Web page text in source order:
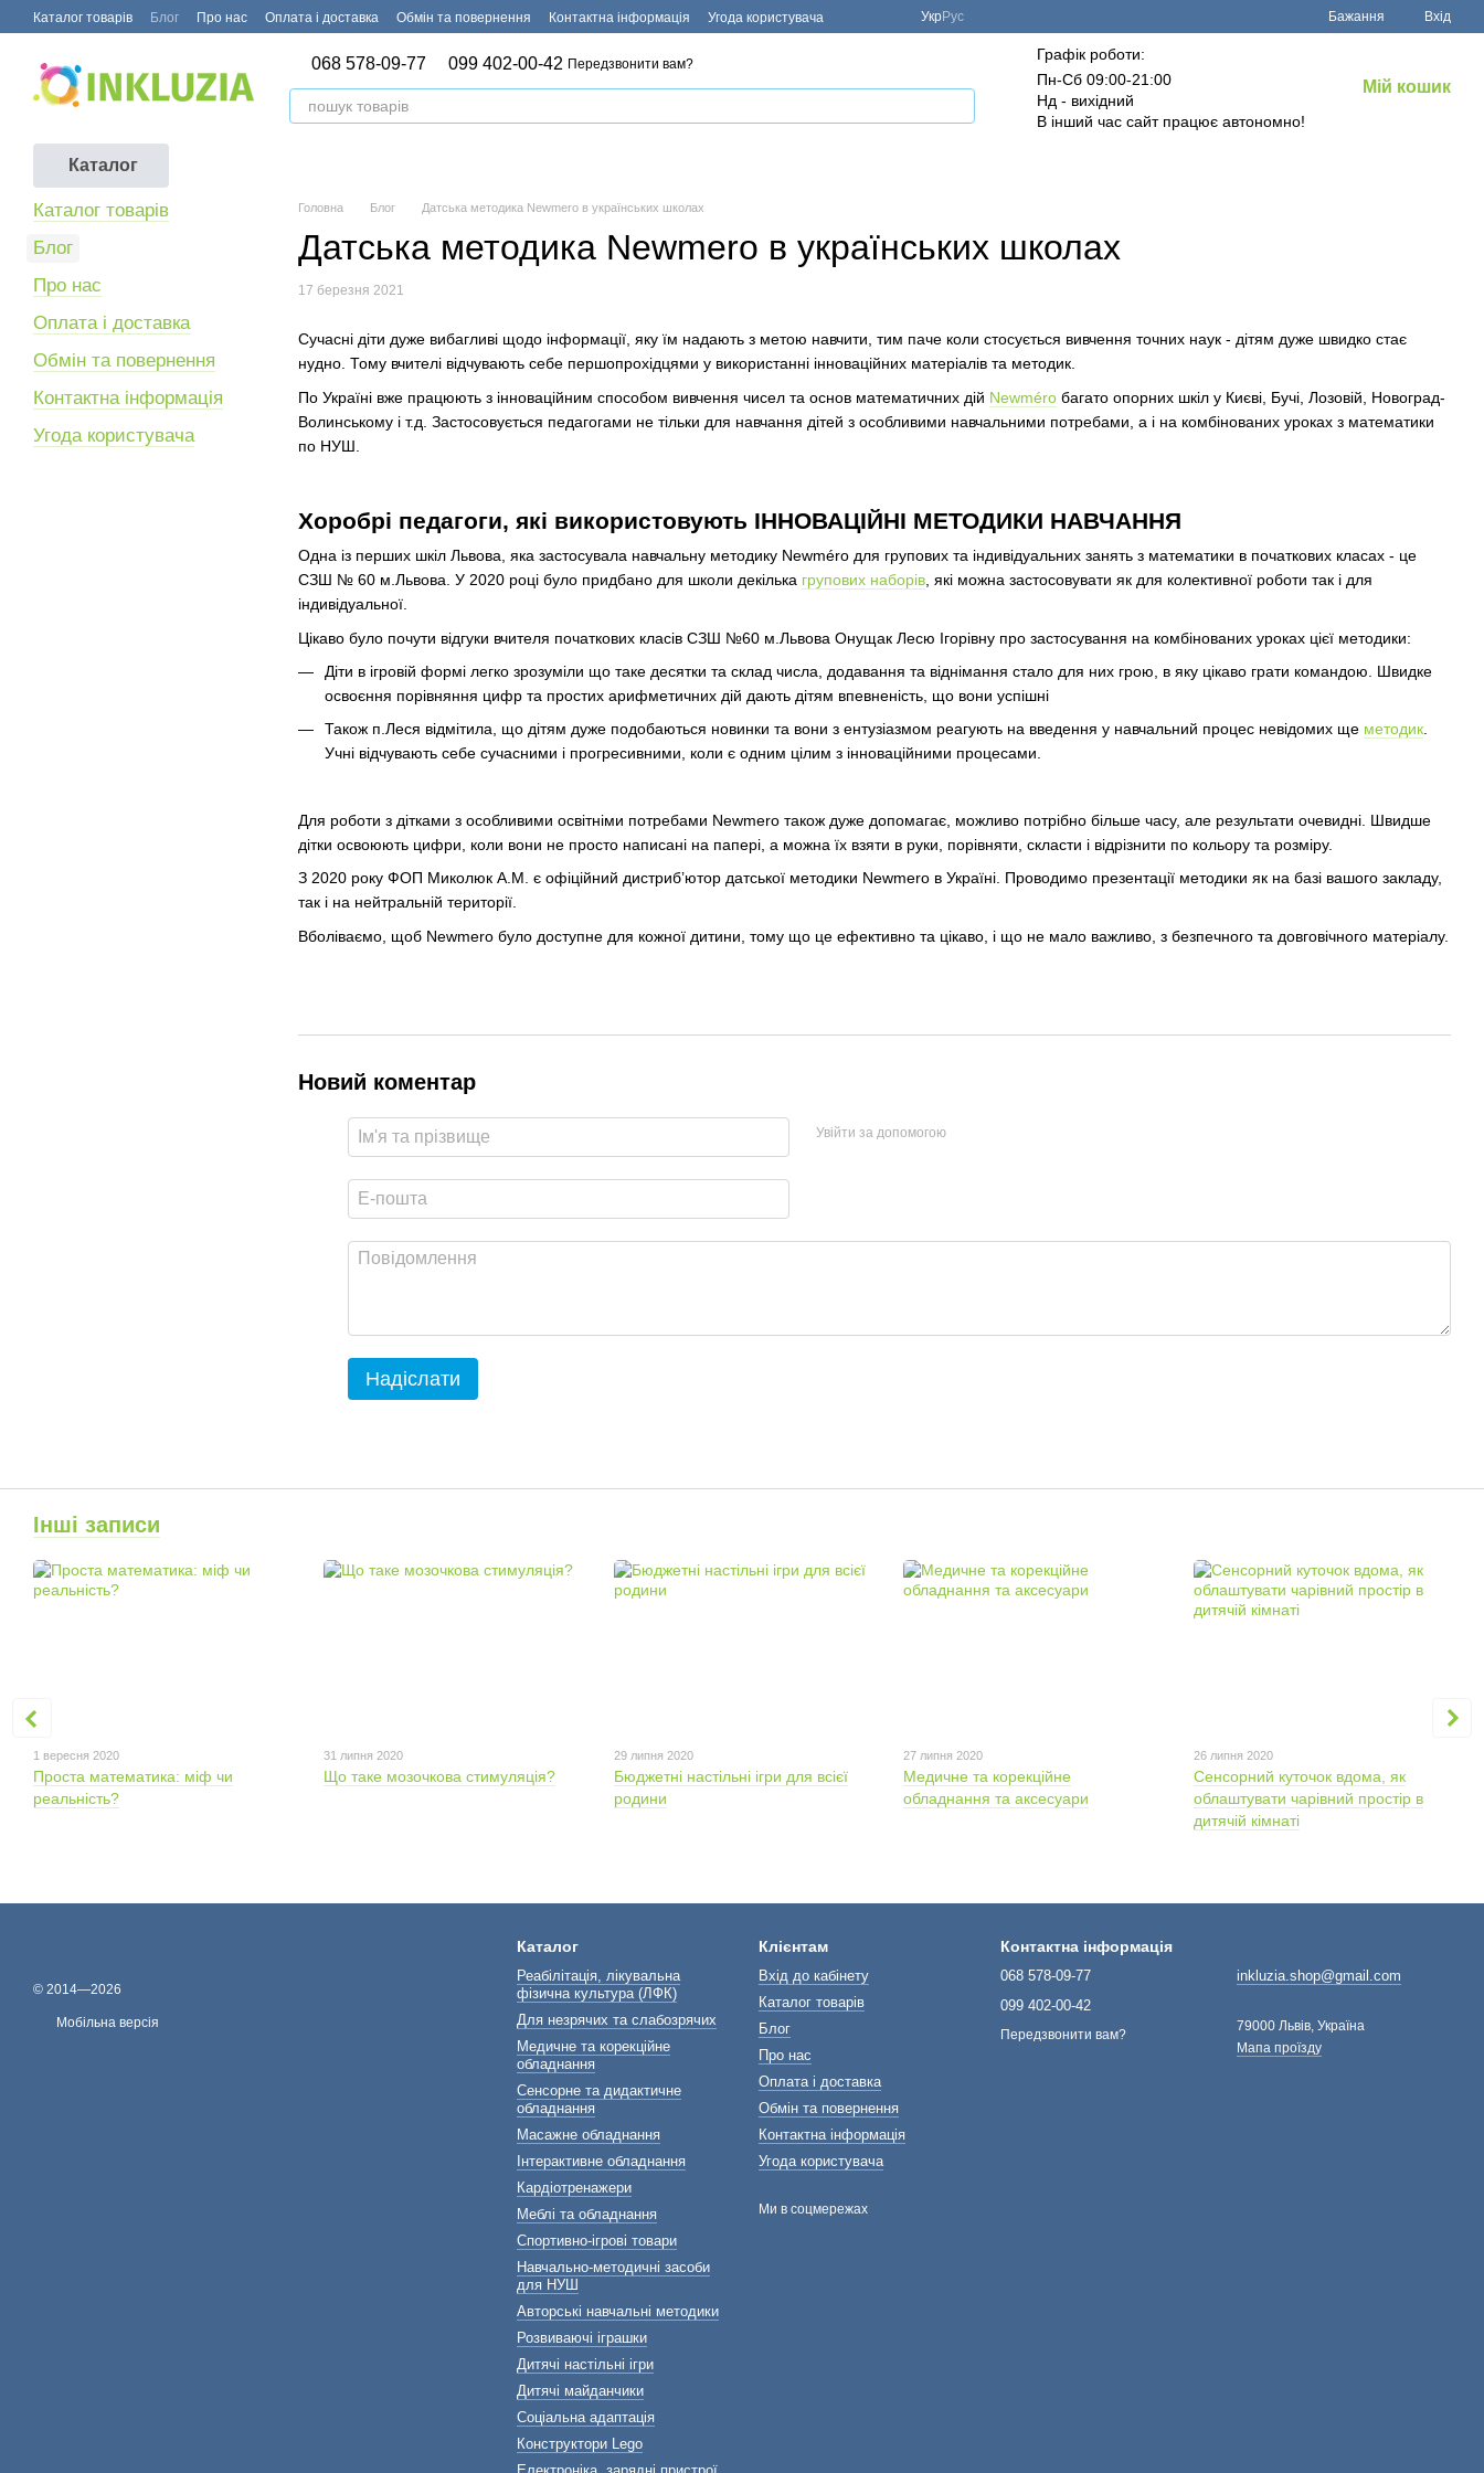
Перейти до основного контенту
Каталог товарів Блог Про нас Оплата і доставка Обмін та повернення Контактна інформація Угода користувача УкрРус Бажання Вхід
068 578-09-77 099 402-00-42 Передзвонити вам?
Графік роботи:
Пн-Сб 09:00-21:00
Нд - вихідний
В інший час сайт працює автономно!
Мій кошик
Каталог
Головна Блог Датська методика Newmero в українських школах
Датська методика Newmero в українських школах
17 березня 2021
Сучасні діти дуже вибагливі щодо інформації, яку їм надають з метою навчити, тим паче коли стосується вивчення точних наук - дітям дуже швидко стає
нудно. Тому вчителі відчувають себе першопрохідцями у використанні інноваційних матеріалів та методик.
По Україні вже працюють з інноваційним способом вивчення чисел та основ математичних дій Newméro багато опорних шкіл у Києві, Бучі, Лозовій, Новоград-
Волинському і т.д. Застосовується педагогами не тільки для навчання дітей з особливими навчальними потребами, а і на комбінованих уроках з математики
по НУШ.
Хоробрі педагоги, які використовують ІННОВАЦІЙНІ МЕТОДИКИ НАВЧАННЯ
Одна із перших шкіл Львова, яка застосувала навчальну методику Newméro для групових та індивідуальних занять з математики в початкових класах - це
СЗШ № 60 м.Львова. У 2020 році було придбано для школи декілька групових наборів , які можна застосовувати як для колективної роботи так і для
індивідуальної.
Цікаво було почути відгуки вчителя початкових класів СЗШ №60 м.Львова Онущак Лесю Ігорівну про застосування на комбінованих уроках цієї методики:
Діти в ігровій формі легко зрозуміли що таке десятки та склад числа, додавання та віднімання стало для них грою, в яку цікаво грати командою. Швидке
освоєння порівняння цифр та простих арифметичних дій дають дітям впевненість, що вони успішні
Також п.Леся відмітила, що дітям дуже подобаються новинки та вони з ентузіазмом реагують на введення у навчальний процес невідомих ще методик.
Учні відчувають себе сучасними і прогресивними, коли є одним цілим з інноваційними процесами.
Для роботи з дітками з особливими освітніми потребами Newmero також дуже допомагає, можливо потрібно більше часу, але результати очевидні. Швидше
дітки освоюють цифри, коли вони не просто написані на папері, а можна їх взяти в руки, порівняти, скласти і відрізнити по кольору та розміру.
З 2020 року ФОП Миколюк А.М. є офіційний дистриб’ютор датської методики Newmero в Україні. Проводимо презентації методики як на базі вашого закладу,
так і на нейтральній території.
Вболіваємо, щоб Newmero було доступне для кожної дитини, тому що це ефективно та цікаво, і що не мало важливо, з безпечного та довговічного матеріалу.
Новий коментар
Увійти за допомогою
Надіслати
Каталог товарів
Блог
Про нас
Оплата і доставка
Обмін та повернення
Контактна інформація
Угода користувача
Інші записи
1 вересня 2020
Проста математика: міф чи
реальність?
31 липня 2020
Що таке мозочкова стимуляція?
29 липня 2020
Бюджетні настільні ігри для всієї
родини
27 липня 2020
Медичне та корекційне
обладнання та аксесуари
26 липня 2020
Сенсорний куточок вдома, як
облаштувати чарівний простір в
дитячій кімнаті
© 2014—2026
Мобільна версія
Каталог
Реабілітація, лікувальна
фізична культура (ЛФК)
Для незрячих та слабозрячих
Медичне та корекційне
обладнання
Сенсорне та дидактичне
обладнання
Масажне обладнання
Інтерактивне обладнання
Кардіотренажери
Меблі та обладнання
Спортивно-ігрові товари
Навчально-методичні засоби
для НУШ
Авторські навчальні методики
Розвиваючі іграшки
Дитячі настільні ігри
Дитячі майданчики
Соціальна адаптація
Конструктори Lego
Клієнтам
Вхід до кабінету
Каталог товарів
Блог
Про нас
Оплата і доставка
Обмін та повернення
Контактна інформація
Угода користувача
Ми в соцмережах
Контактна інформація
068 578-09-77
099 402-00-42
Передзвонити вам?
inkluzia.shop@gmail.com
79000 Львів, Україна
Мапа проїзду